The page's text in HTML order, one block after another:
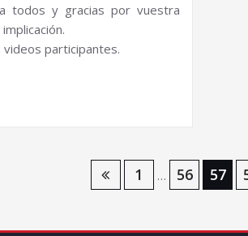
a todos y gracias por vuestra
videos participantes.
1 … 56 57